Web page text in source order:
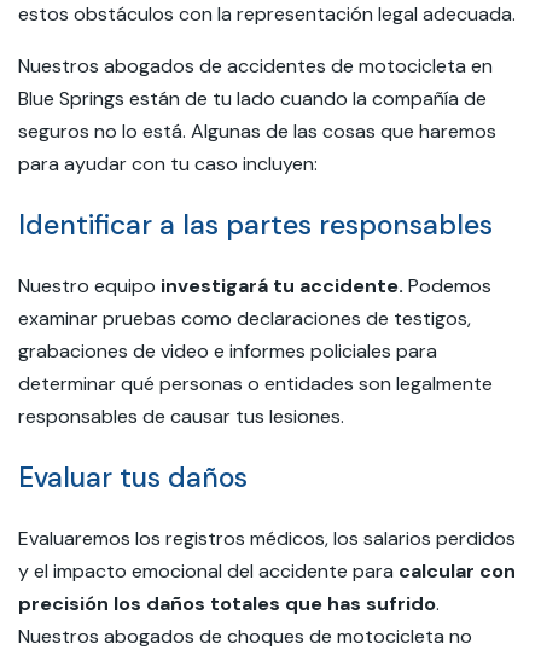
estos obstáculos con la representación legal adecuada.
Nuestros abogados de accidentes de motocicleta en
Blue Springs están de tu lado cuando la compañía de
seguros no lo está. Algunas de las cosas que haremos
para ayudar con tu caso incluyen:
Identificar a las partes responsables
Nuestro equipo investigará tu accidente. Podemos
examinar pruebas como declaraciones de testigos,
grabaciones de video e informes policiales para
determinar qué personas o entidades son legalmente
responsables de causar tus lesiones.
Evaluar tus daños
Evaluaremos los registros médicos, los salarios perdidos
y el impacto emocional del accidente para calcular con
precisión los daños totales que has sufrido.
Nuestros abogados de choques de motocicleta no